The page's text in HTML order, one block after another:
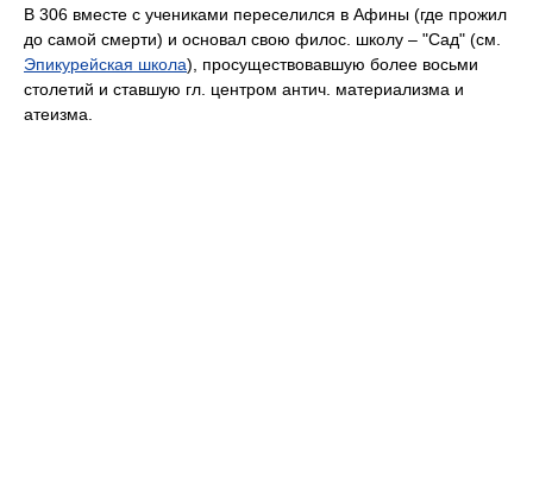
В 306 вместе с учениками переселился в Афины (где прожил
до самой смерти) и основал свою филос. школу – "Сад" (см.
Эпикурейская школа), просуществовавшую более восьми
столетий и ставшую гл. центром антич. материализма и
атеизма.